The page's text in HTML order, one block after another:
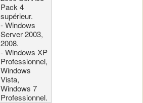
Pack 4
supérieur.
- Windows
Server 2003,
2008.
- Windows XP
Professionnel,
Windows
Vista,
Windows 7
Professionnel.